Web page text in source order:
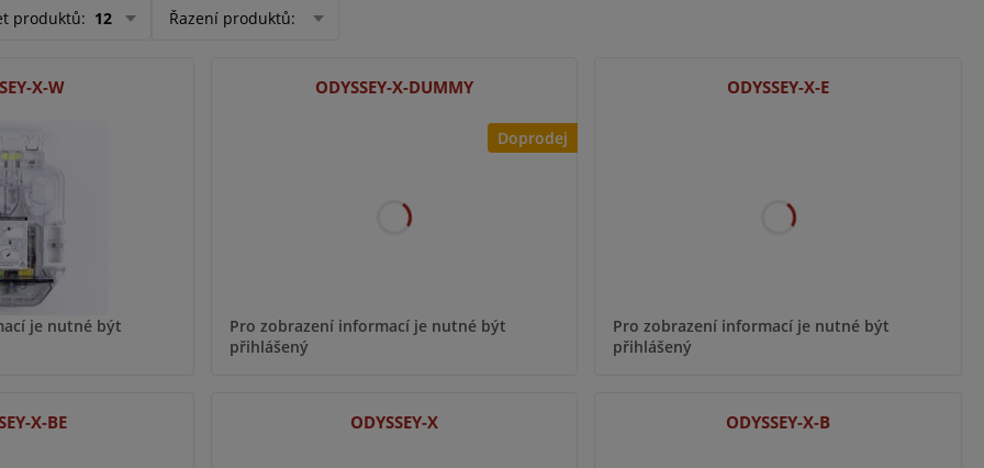
produktů: 12 Řazení produktů:
X-W
je nutné být
Doprodej
ODYSSEY-X-DUMMY
Pro zobrazení informací je nutné být
přihlášený
ODYSSEY-X-E
Pro zobrazení informací je nutné být
přihlášený
X-BE ODYSSEY-X ODYSSEY-X-B